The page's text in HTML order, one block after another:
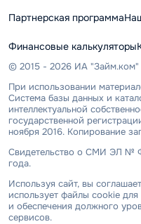
Партнерская программа
Финансовые калькуляторы
© 2015 - 2026 ИА "Займ.ком"
При использовании
Система базы данных и
интеллектуальной
государственной
ноября 2016. Копирование
Свидетельство о СМИ ЭЛ №
года.
Используя сайт, вы
использует файлы cookie
и обеспечения должного
сервисов.